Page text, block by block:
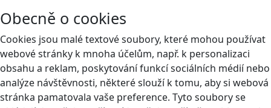
Obecně o cookies
Cookies jsou malé textové soubory, které mohou používat
webové stránky k mnoha účelům, např. k personalizaci
obsahu a reklam, poskytování funkcí sociálních médií nebo
analýze návštěvnosti, některé slouží k tomu, aby si webová
stránka pamatovala vaše preference. Tyto soubory se